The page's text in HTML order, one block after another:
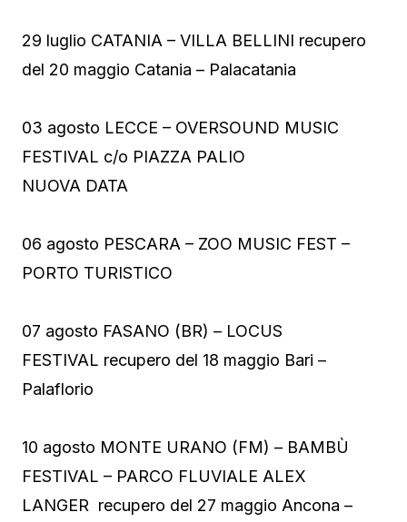
29 luglio CATANIA – VILLA BELLINI recupero
del 20 maggio Catania – Palacatania
03 agosto LECCE – OVERSOUND MUSIC
FESTIVAL c/o PIAZZA PALIO
NUOVA DATA
06 agosto PESCARA – ZOO MUSIC FEST –
PORTO TURISTICO
07 agosto FASANO (BR) – LOCUS
FESTIVAL recupero del 18 maggio Bari –
Palaflorio
10 agosto MONTE URANO (FM) – BAMBÙ
FESTIVAL – PARCO FLUVIALE ALEX
LANGER recupero del 27 maggio Ancona –